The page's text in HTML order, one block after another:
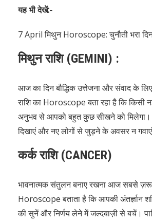
यह भी देखें:-
7 April मिथुन Horoscope: चुनौती भरा
मिथुन राशि (GEMINI) :
आज का दिन बौद्धिक उत्तेजना और संवाद के
राशि का Horoscope बता रहा है कि किसी
अनुभव से आपको बहुत कुछ सीखने को मिलेगा।
दिखाएं और नए लोगों से जुड़ने के अवसर न
कर्क राशि (CANCER)
भावनात्मक संतुलन बनाए रखना आज सबसे
Horoscope बताता है कि आपकी अंतर्ज्ञान
की सुनें और निर्णय लेने में जल्दबाज़ी से बचें।